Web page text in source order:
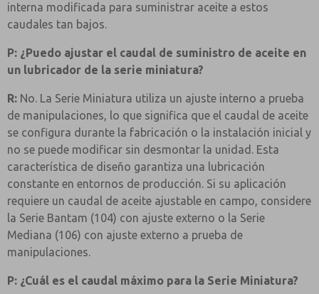
interna modificada para suministrar aceite a estos
caudales tan bajos.
P: ¿Puedo ajustar el caudal de suministro de aceite en
un lubricador de la serie miniatura?
R: No. La Serie Miniatura utiliza un ajuste interno a prueba
de manipulaciones, lo que significa que el caudal de aceite
se configura durante la fabricación o la instalación inicial y
no se puede modificar sin desmontar la unidad. Esta
característica de diseño garantiza una lubricación
constante en entornos de producción. Si su aplicación
requiere un caudal de aceite ajustable en campo, considere
la Serie Bantam (104) con ajuste externo o la Serie
Mediana (106) con ajuste externo a prueba de
manipulaciones.
P: ¿Cuál es el caudal máximo para la Serie Miniatura?